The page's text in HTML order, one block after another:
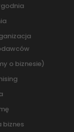
o biznesie)
biznes